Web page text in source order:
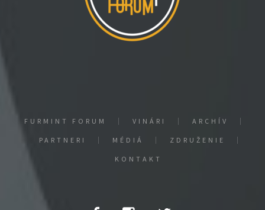
FURMINT FORUM VINÁRI ARCHÍV
PARTNERI MÉDIÁ ZDRUŽENIE
KONTAKT